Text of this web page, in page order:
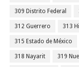
309 Distrito Federal
312 Guerrero 313
315 Estado de México
318 Nayarit 319